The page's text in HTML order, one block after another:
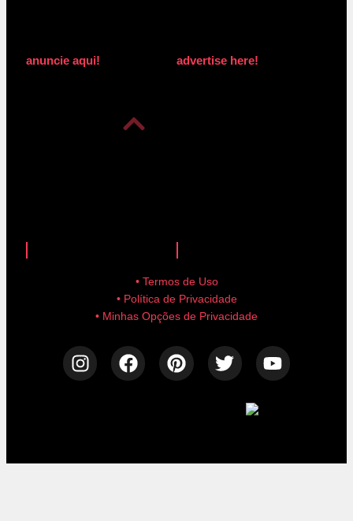
anuncie aqui! advertise here!
• Termos de Uso
• Política de Privacidade
• Minhas Opções de Privacidade